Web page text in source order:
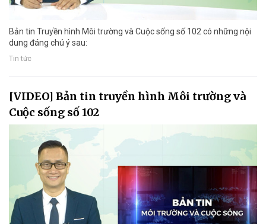
Bản tin Truyền hình Môi trường và Cuộc sống số 102 có những nội
dung đáng chú ý sau:
Tin tức
[VIDEO] Bản tin truyền hình Môi trường và
Cuộc sống số 102